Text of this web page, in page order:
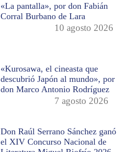
«La pantalla», por don Fabián
Corral Burbano de Lara
10 agosto 2026
«Kurosawa, el cineasta que
descubrió Japón al mundo», por
don Marco Antonio Rodríguez
7 agosto 2026
Don Raúl Serrano Sánchez ganó
el XIV Concurso Nacional de